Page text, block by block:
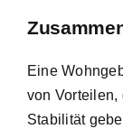
Eine
von
Stabilität